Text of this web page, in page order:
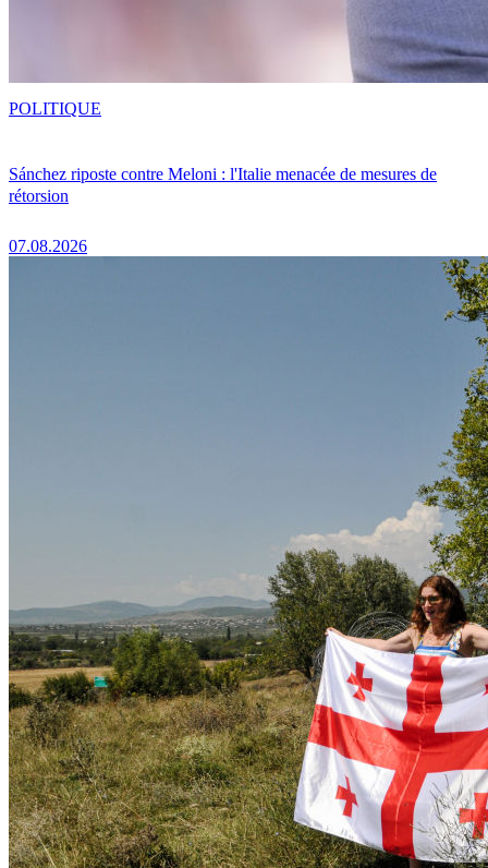
Sánchez riposte contre Meloni : l'Italie menacée de mesures de
rétorsion
07.08.2026
POLITIQUE